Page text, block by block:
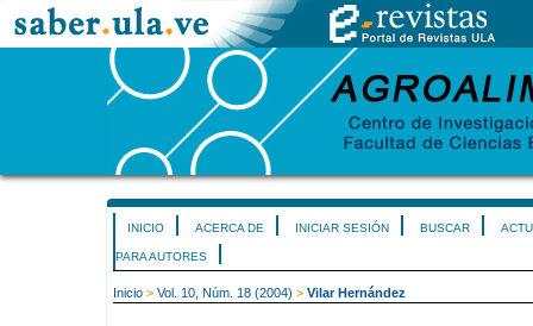
INICIO ACERCA DE INICIAR SESIÓN BUSCAR
PARA AUTORES
Inicio > Vol. 10, Núm. 18 (2004) > Vilar Hernández